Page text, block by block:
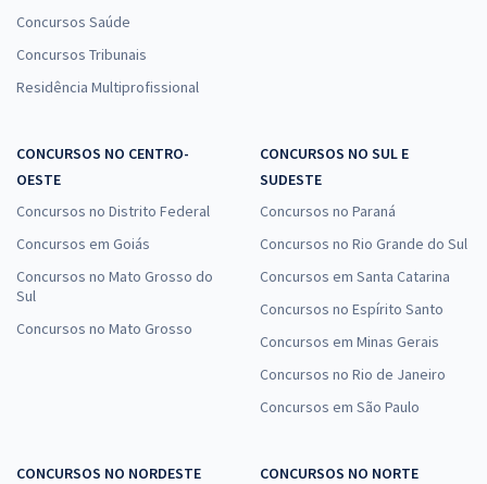
Concursos Saúde
Concursos Tribunais
Residência Multiprofissional
CONCURSOS NO CENTRO-
OESTE
Concursos no Distrito Federal
Concursos em Goiás
Concursos no Mato Grosso do
Sul
Concursos no Mato Grosso
CONCURSOS NO SUL E
SUDESTE
Concursos no Paraná
Concursos no Rio Grande do Sul
Concursos em Santa Catarina
Concursos no Espírito Santo
Concursos em Minas Gerais
Concursos no Rio de Janeiro
Concursos em São Paulo
CONCURSOS NO NORDESTE
CONCURSOS NO NORTE